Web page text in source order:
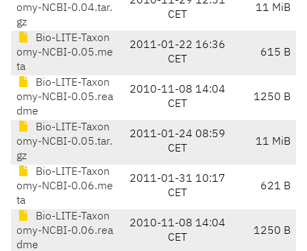
omy-NCBI-0.04.tar.
gz
CET
11 MiB
Bio-LITE-Taxon
omy-NCBI-0.05.me
ta
2011-01-22 16:36
CET
615 B
Bio-LITE-Taxon
omy-NCBI-0.05.rea
dme
2010-11-08 14:04
CET
1250 B
Bio-LITE-Taxon
omy-NCBI-0.05.tar.
gz
2011-01-24 08:59
CET
11 MiB
Bio-LITE-Taxon
omy-NCBI-0.06.me
ta
2011-01-31 10:17
CET
621 B
Bio-LITE-Taxon
omy-NCBI-0.06.rea
dme
2010-11-08 14:04
CET
1250 B